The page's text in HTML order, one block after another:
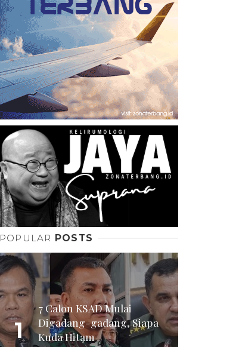
POPULAR POSTS
1
7 Calon KSAD Mulai
Digadang-gadang, Siapa
Kuda Hitam